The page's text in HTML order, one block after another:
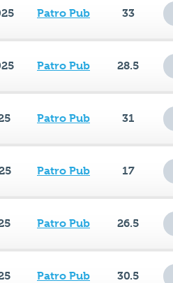
Patro Pub 33
Patro Pub 28.5
Patro Pub 31
Patro Pub 17
Patro Pub 26.5
Patro Pub 30.5